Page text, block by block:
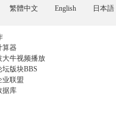
繁體中文 English 日本語
算器
大牛视频播放
坛版块BBS
业联盟
据库